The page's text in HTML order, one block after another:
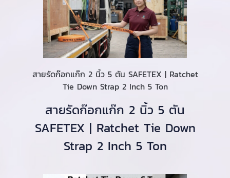
สายรัดก๊อกแก๊ก 2 นิ้ว 5 ตัน SAFETEX | Ratchet
Tie Down Strap 2 Inch 5 Ton
สายรัดก๊อกแก๊ก 2 นิ้ว 5 ตัน
SAFETEX | Ratchet Tie Down
Strap 2 Inch 5 Ton